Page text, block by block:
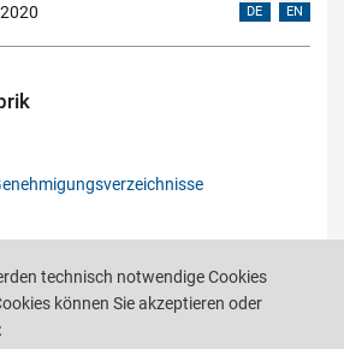
DE EN
technisch notwendige Cookies
können Sie akzeptieren oder